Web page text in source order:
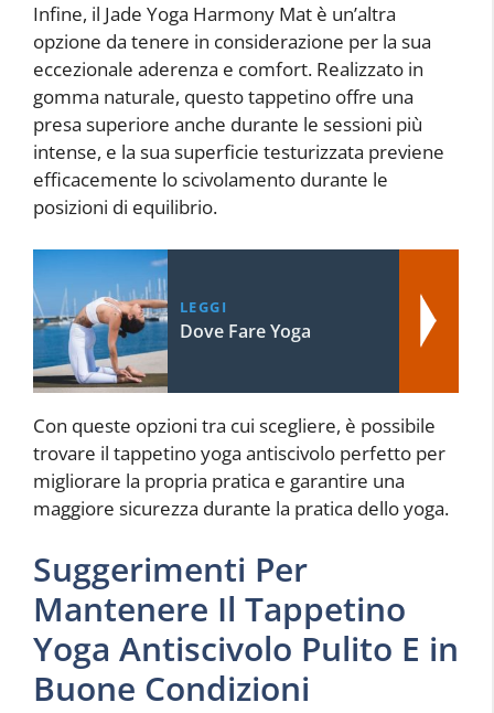
Infine, il Jade Yoga Harmony Mat è un’altra
opzione da tenere in considerazione per la sua
eccezionale aderenza e comfort. Realizzato in
gomma naturale, questo tappetino offre una
presa superiore anche durante le sessioni più
intense, e la sua superficie testurizzata previene
efficacemente lo scivolamento durante le
posizioni di equilibrio.
LEGGI
Dove Fare Yoga
Con queste opzioni tra cui scegliere, è possibile
trovare il tappetino yoga antiscivolo perfetto per
migliorare la propria pratica e garantire una
maggiore sicurezza durante la pratica dello yoga.
Suggerimenti Per
Mantenere Il Tappetino
Yoga Antiscivolo Pulito E in
Buone Condizioni